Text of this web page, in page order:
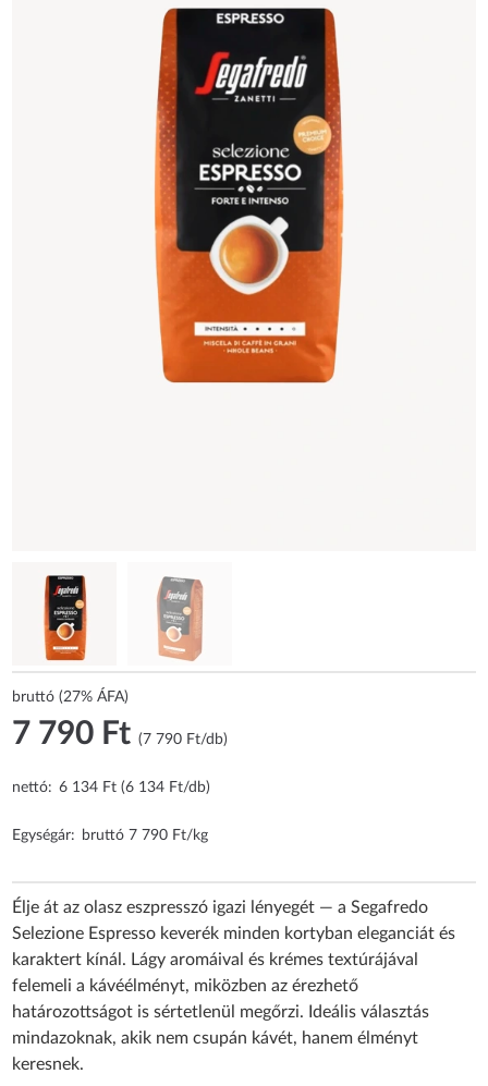
bruttó (27% ÁFA)
7 790 Ft(7 790 Ft/db)
nettó: 6 134 Ft (6 134 Ft/db)
Egységár: bruttó 7 790 Ft/kg
Élje át az olasz eszpresszó igazi lényegét — a Segafredo
Selezione Espresso keverék minden kortyban eleganciát és
karaktert kínál. Lágy aromáival és krémes textúrájával
felemeli a kávéélményt, miközben az érezhető
határozottságot is sértetlenül megőrzi. Ideális választás
mindazoknak, akik nem csupán kávét, hanem élményt
keresnek.